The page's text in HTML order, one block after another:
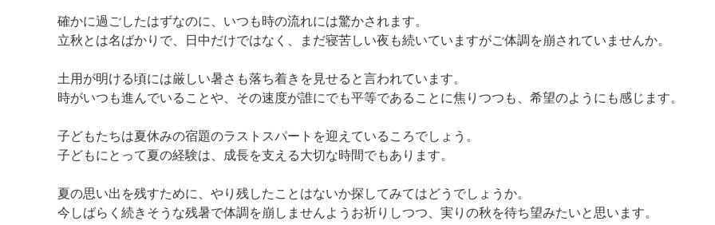
確かに過ごしたはずなのに、いつも時の流れには驚かされます。
立秋とは名ばかりで、日中だけではなく、まだ寝苦しい夜も続いていますがご体調を崩されていませんか。
土用が明ける頃には厳しい暑さも落ち着きを見せると言われています。
時がいつも進んでいることや、その速度が誰にでも平等であることに焦りつつも、希望のようにも感じます。
子どもたちは夏休みの宿題のラストスパートを迎えているころでしょう。
子どもにとって夏の経験は、成長を支える大切な時間でもあります。
夏の思い出を残すために、やり残したことはないか探してみてはどうでしょうか。
今しばらく続きそうな残暑で体調を崩しませんようお祈りしつつ、実りの秋を待ち望みたいと思います。